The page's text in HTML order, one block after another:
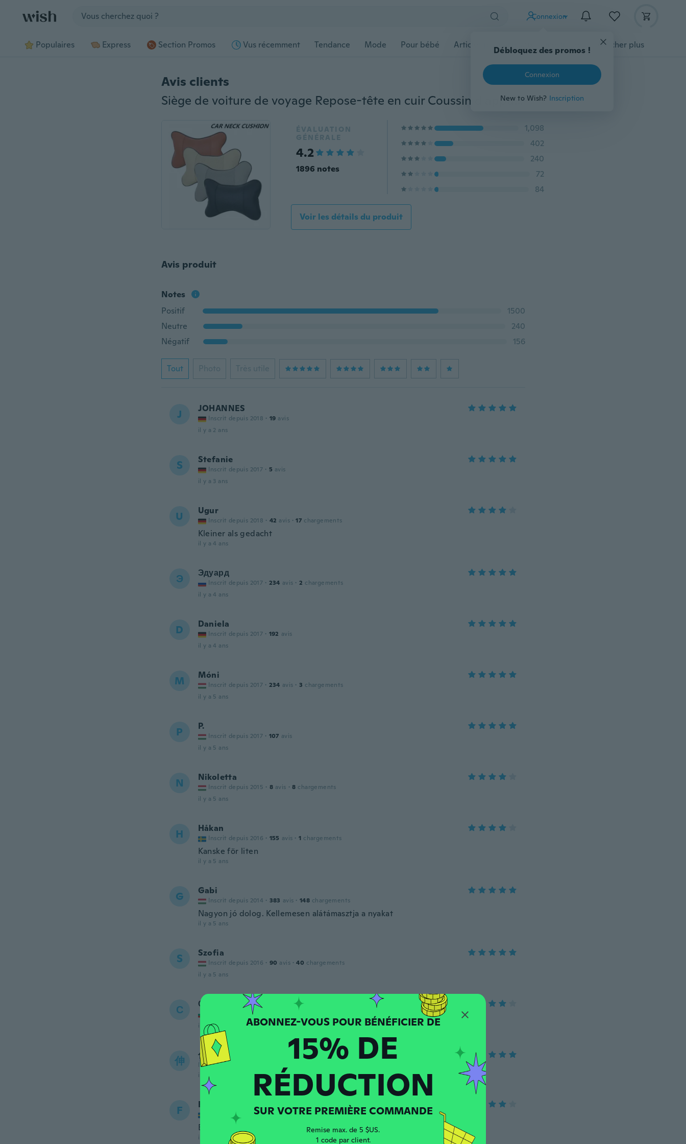
Connexion
Débloquez des promos !
Connexion
New to Wish? Inscription
Populaires Express Section Promos Vus récemment Tendance Mode Pour bébé Articles pour animaux domestiques Afficher plus
Avis clients
Siège de voiture de voyage Repose-tête en cuir Coussin d'appui-tête Oreiller Auto Intérieur de voiture FOURNITURES
ÉVALUATION
GÉNÉRALE
4.2
1896 notes
1,098
402
240
72
84
Voir les détails du produit
Avis produit
Notes
Positif
1500
Neutre
240
Négatif
156
Tout Photo Très utile
J JOHANNES
Inscrit depuis 2018 · 19 avis
il y a 2 ans
S Stefanie
Inscrit depuis 2017 · 5 avis
il y a 3 ans
U Ugur
Inscrit depuis 2018 · 42 avis · 17 chargements
Kleiner als gedacht
il y a 4 ans
Э Эдуард
Inscrit depuis 2017 · 234 avis · 2 chargements
il y a 4 ans
D Daniela
Inscrit depuis 2017 · 192 avis
il y a 4 ans
M Móni
Inscrit depuis 2017 · 234 avis · 3 chargements
il y a 5 ans
P P.
Inscrit depuis 2017 · 107 avis
il y a 5 ans
N Nikoletta
Inscrit depuis 2015 · 8 avis · 8 chargements
il y a 5 ans
H Håkan
Inscrit depuis 2016 · 155 avis · 1 chargements
Kanske för liten
il y a 5 ans
G Gabi
Inscrit depuis 2014 · 383 avis · 148 chargements
Nagyon jó dolog. Kellemesen alátámasztja a nyakat
il y a 5 ans
S Szofia
Inscrit depuis 2016 · 90 avis · 40 chargements
il y a 5 ans
С Синан
Inscrit depuis 2020
il y a 5 ans
伸 伸介
Inscrit depuis 2018
il y a 5 ans
F Fredrik
Inscrit depuis 2020 · 3 avis
Bara bra
il y a 5 ans
15% DE
RÉDUCTION
SUR VOTRE PREMIÈRE COMMANDE
Remise max. de 5 $US.
1 code par client.